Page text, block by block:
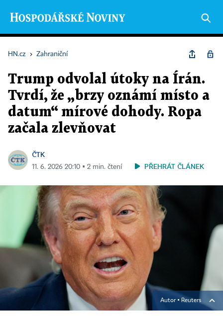
HN.cz › Zahraniční
Trump odvolal útoky na Írán.
Tvrdí, že „brzy oznámí místo a
datum“ mírové dohody. Ropa
začala zlevňovat
ČTK
11. 6. 2026 20:10 ▪ 2 min. čtení PŘEHRÁT ČLÁNEK
Autor ▪ Reuters